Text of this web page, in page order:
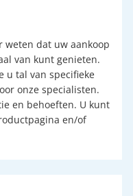
weten dat uw aankoop
van kunt genieten.
u tal van specifieke
onze specialisten.
en behoeften. U kunt
en/of